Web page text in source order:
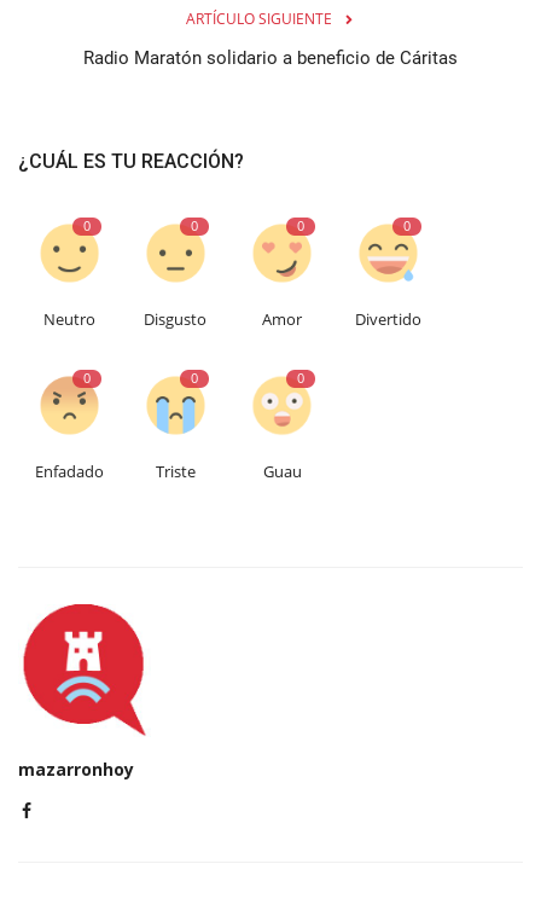
ARTÍCULO SIGUIENTE
Radio Maratón solidario a beneficio de Cáritas
¿CUÁL ES TU REACCIÓN?
0
Neutro
0
Disgusto
0
Amor
0
Divertido
0
Enfadado
0
Triste
0
Guau
mazarronhoy